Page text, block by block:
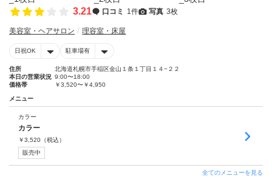
3.21 口コミ 1件 写真 3枚
美容室・ヘアサロン 理容室・床屋
日祝OK 駐車場有
住所
北海道札幌市手稲区金山１条１丁目１４−２２
本日の営業状況 9:00〜18:00
価格帯
￥3,520〜￥4,950
メニュー
カラー
カラー
￥3,520 （税込）
販売中
全てのメニューを見る